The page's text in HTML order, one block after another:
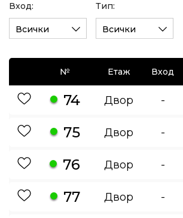
Вход:
Всички
Тип:
Всички
№ Етаж Вход
74 Двор -
75 Двор -
76 Двор -
77 Двор -